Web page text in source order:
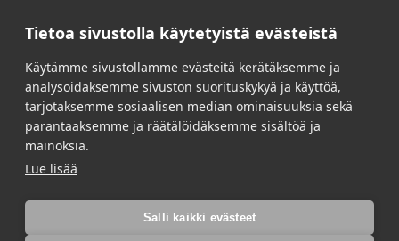
Tietoa sivustolla käytetyistä evästeistä
Käytämme sivustollamme evästeitä kerätäksemme ja
analysoidaksemme sivuston suorituskykyä ja käyttöä,
tarjotaksemme sosiaalisen median ominaisuuksia sekä
parantaaksemme ja räätälöidäksemme sisältöä ja
mainoksia.
Lue lisää
Salli kaikki evästeet